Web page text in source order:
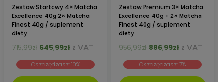
Zestaw Startowy 4× Matcha
Excellence 40g 2× Matcha
Finest 40g / suplement
diety
715,99zł Pierwotna
wynosiła:
715,99zł.
645,99złAktualna
wynosi:
645,99zł.
z VAT
Oszczędzasz: 10%
Zestaw Premium 3× Matcha
Excellence 40g + 2× Matcha
Finest 40g / suplement
diety
956,99zł Pierwotna
wynosiła:
956,99zł.
886,99złAktualna
wynosi:
886,99zł.
z VAT
Oszczędzasz: 7%